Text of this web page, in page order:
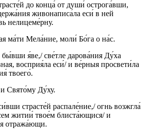
до конца́ от души́ острога́вши,
живонаписа́ла еси́ в ней
нелицеме́рну.
ма́ти Мела́ние, моли́ Бо́га о на́с.
бы́вши я́ве,/ све́тле дарова́ния Ду́ха
восприя́ла еси́/ и ве́рныя просвети́ла
твоего́.
Свято́му Ду́ху.
страсте́й распале́ние,/ огнь возжгла́
житии́ твое́м блиста́ющися/ и
отража́ющи.